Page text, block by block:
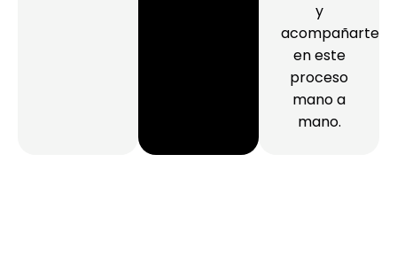
y
acompañarte
en este
proceso
mano a
mano.